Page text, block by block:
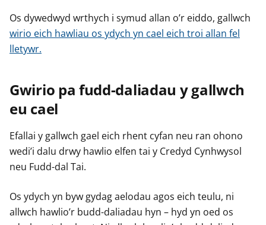
Os dywedwyd wrthych i symud allan o’r eiddo, gallwch
wirio eich hawliau os ydych yn cael eich troi allan fel
lletywr.
Gwirio pa fudd-daliadau y gallwch
eu cael
Efallai y gallwch gael eich rhent cyfan neu ran ohono
wedi’i dalu drwy hawlio elfen tai y Credyd Cynhwysol
neu Fudd-dal Tai.
Os ydych yn byw gydag aelodau agos eich teulu, ni
allwch hawlio’r budd-daliadau hyn – hyd yn oed os